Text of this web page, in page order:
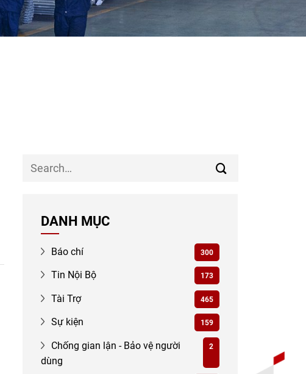
DANH MỤC
Báo chí 300
Tin Nội Bộ 173
Tài Trợ 465
Sự kiện 159
Chống gian lận - Bảo vệ người
dùng
2